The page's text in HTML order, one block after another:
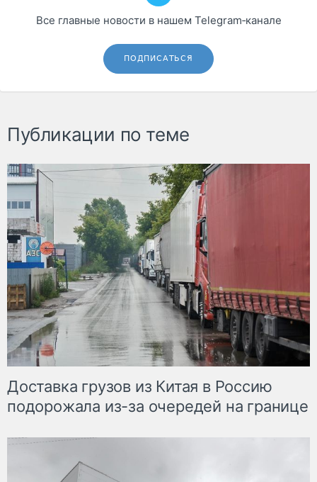
Все главные новости в нашем Telegram‑канале
ПОДПИСАТЬСЯ
Публикации по теме
Доставка грузов из Китая в Россию
подорожала из-за очередей на границе